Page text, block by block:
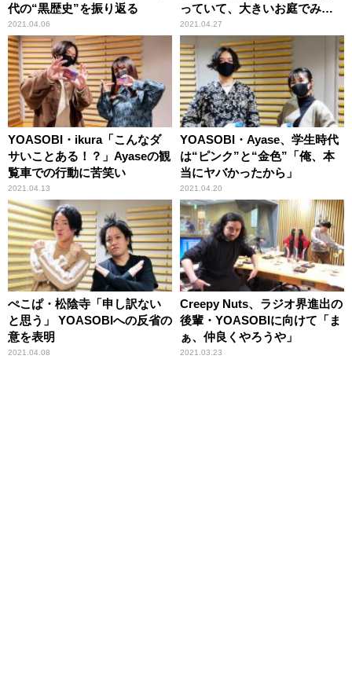
代の“黒歴史”を振り返る
2021.04.06
っていて、大きいお庭でみん
な行き来」
2021.04.27
YOASOBI・ikura「こんなダ
サいことある！？」Ayaseの観
覧車での行動に苦笑い
2021.04.13
YOASOBI・Ayase、学生時代
は“ピンク”と“金色”「俺、本
当にヤバかったから」
2021.04.20
ぺこぱ・松陰寺「申し訳ない
と思う」 YOASOBIへの反省の
意を表明
2021.04.08
Creepy Nuts、ラジオ界進出の
後輩・YOASOBIに向けて「ま
ぁ、仲良くやろうや」
2021.03.23